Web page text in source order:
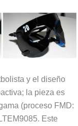
y el diseño
la pieza es
(proceso FMD:
Este